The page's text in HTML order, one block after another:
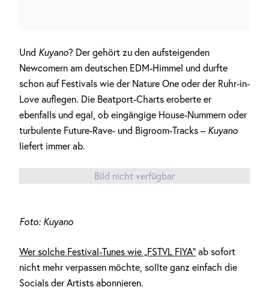
Und Kuyano? Der gehört zu den aufsteigenden
Newcomern am deutschen EDM-Himmel und durfte
schon auf Festivals wie der Nature One oder der Ruhr-in-
Love auflegen. Die Beatport-Charts eroberte er
ebenfalls und egal, ob eingängige House-Nummern oder
turbulente Future-Rave- und Bigroom-Tracks – Kuyano
liefert immer ab.
Bild nicht verfügbar
Foto: Kuyano
Wer solche Festival-Tunes wie „FSTVL FIYA“ ab sofort
nicht mehr verpassen möchte, sollte ganz einfach die
Socials der Artists abonnieren.